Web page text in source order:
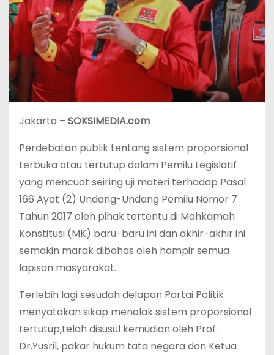
Jakarta – SOKSIMEDIA.com
Perdebatan publik tentang sistem proporsional
terbuka atau tertutup dalam Pemilu Legislatif
yang mencuat seiring uji materi terhadap Pasal
166 Ayat (2) Undang-Undang Pemilu Nomor 7
Tahun 2017 oleh pihak tertentu di Mahkamah
Konstitusi (MK) baru-baru ini dan akhir-akhir ini
semakin marak dibahas oleh hampir semua
lapisan masyarakat.
Terlebih lagi sesudah delapan Partai Politik
menyatakan sikap menolak sistem proporsional
tertutup,telah disusul kemudian oleh Prof.
Dr.Yusril, pakar hukum tata negara dan Ketua